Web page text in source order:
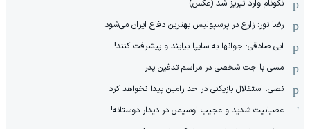
نکونام وارد تبریز شد (عکس)
رضا نور: زارع در پرسپولیس بهترین دفاع ایران می‌شود
ابی صادقی: جوانها به سایپا بیایند و پیشرفت کنند!
مسی با جت شخصی در مراسم تدفین پدر
نصی: استقلال بازیکنی در حد رامین پیدا نخواهد کرد
عصبانیت شدید و عجیب اوسیمن در دیدار دوستانه!